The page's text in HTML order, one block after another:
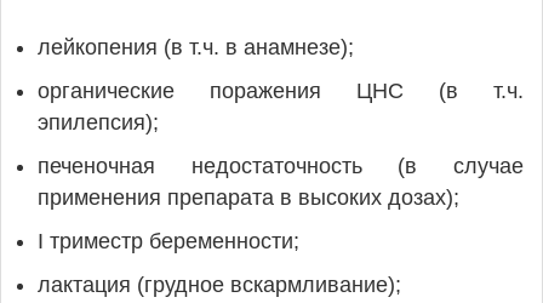
лейкопения (в т.ч. в анамнезе);
органические поражения ЦНС (в т.ч.
эпилепсия);
печеночная недостаточность (в случае
применения препарата в высоких дозах);
I триместр беременности;
лактация (грудное вскармливание);